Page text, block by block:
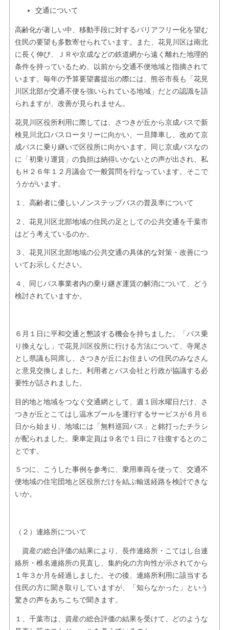
交通について
高齢化が著しい中、移動手段に対するバリアフリー化を望む
住民の要望も多数寄せられています。また、花見川区は南北
に長く伸び、ＪＲや京成などの鉄道網から遠く離れた地理的
条件を持っているため、以前から交通不便地域と指摘されて
います。毎年の予算要望書提出の際には、熊谷市長も「花見
川区北部が交通不便を強いられている地域」だとの認識を語
られますが、改善が見られません。
花見川区役所利用に際しては、さつきが丘から京成バスで新
検見川北口バスロータリーに向かい、一旦降車し、改めて京
成バスに乗り継いで区役所に向かいます。同じ京成バスなの
に「初乗り運賃」の負担は納得いかないとの声が出され、私
もＨ２６年１２月議会で一般質問を行なっています。そこで
うかがいます。
１、高齢者に優しいノンステップバスの普及率について
２、花見川区北部地域の住民の足としての公共交通を千葉市
はどう考えているのか。
３、花見川区北部地域の公共交通の具体的な対策・改善につ
いてお示しください。
４、同じバス事業者内の乗り継ぎ運賃の解消について、どう
検討されていますか。
６月１日に平和交通と懇談する機会を持ちました。「バス乗
り換えなし」で花見川区役所に行ける方法について、寺尾さ
とし県議も同席し、さつきが丘にお住まいの住民のみなさん
と意見交換しました。利用者とバス会社と行政が協議する必
要性が話されました。
目的地と地域をつなぐ交通網として、週１回水曜日だけ、さ
つきが丘とこてはし温水プールを運行するサービスが６月６
日から始まり、地域には「無料巡回バス」と銘打ったチラシ
が配られました。乗車定員は９名で１日に７往復するとのこ
とです。
５つに、こうした事例を参考に、乗用車両を使って、交通不
便地域の住宅団地と区役所だけを結ぶ輸送経路を検討できな
いか。
（２）連絡所について
資産の総合評価の結果により、長作連絡所・こてはし台連
絡所・椎名連絡所の見直し、集約化の方向性が示されてから
１年３か月を経過しました。その後、連絡所利用に該当する
住民の方に聞き取りしていますが、「知らなかった」という
驚きの声をあちこちで聞きます。
１、千葉市は、資産の総合評価の結果を受けて、どのような